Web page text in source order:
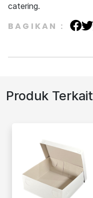
catering.
BAGIKAN :
Produk Terkait